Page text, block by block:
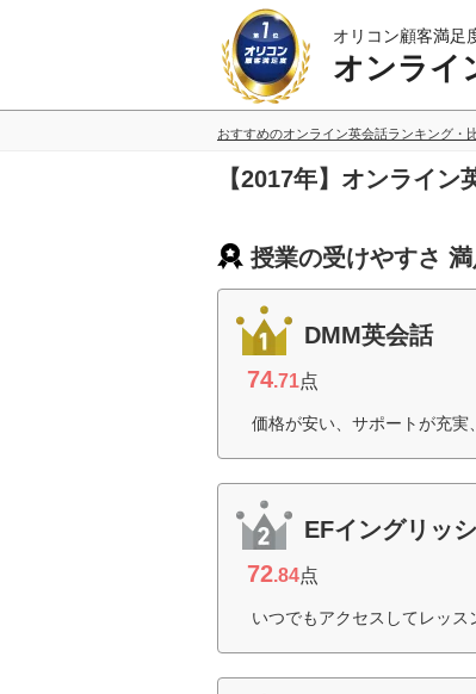
オリコン顧客満足
オンライ
おすすめのオンライン英会話ランキング・
【2017年】オンライ
授業の受けやすさ
DMM英会話
74.71点
価格が安い、サポートが充実
EFイングリッ
72.84点
いつでもアクセスしてレッス